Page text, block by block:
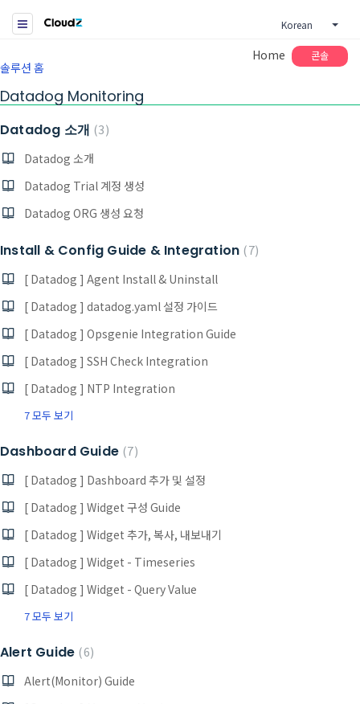
Korean
Home 콘솔
솔루션 홈
Datadog Monitoring
Datadog 소개 3
Datadog 소개
Datadog Trial 계정 생성
Datadog ORG 생성 요청
Install & Config Guide & Integration 7
[ Datadog ] Agent Install & Uninstall
[ Datadog ] datadog.yaml 설정 가이드
[ Datadog ] Opsgenie Integration Guide
[ Datadog ] SSH Check Integration
[ Datadog ] NTP Integration
7 모두 보기
Dashboard Guide 7
[ Datadog ] Dashboard 추가 및 설정
[ Datadog ] Widget 구성 Guide
[ Datadog ] Widget 추가, 복사, 내보내기
[ Datadog ] Widget - Timeseries
[ Datadog ] Widget - Query Value
7 모두 보기
Alert Guide 6
Alert(Monitor) Guide